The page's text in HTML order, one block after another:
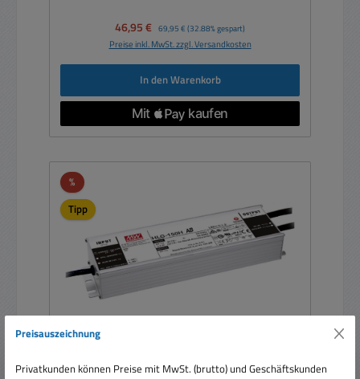
Verkaufspreis:
46,95 € Regulärer Preis:
69,95 € (32.88% gespart)
Preise inkl. MwSt. zzgl. Versandkosten
In den Warenkorb
%Rabatt
Tipp
Preisauszeichnung
Privatkunden können Preise mit MwSt. (brutto) und Geschäftskunden